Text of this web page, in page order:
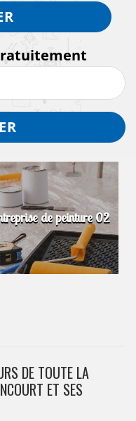
de peinture 02
DE TOUTE LA
ET SES